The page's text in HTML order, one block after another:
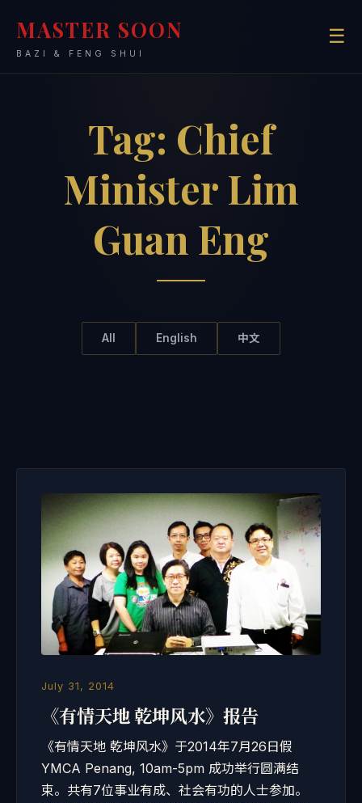
MASTER SOON
BAZI & FENG SHUI
☰
Tag: Chief
Minister Lim
Guan Eng
All English 中文
July 31, 2014
《有情天地 乾坤风水》报告
《有情天地 乾坤风水》于2014年7月26日假
YMCA Penang, 10am-5pm 成功举行圆满结
束。共有7位事业有成、社会有功的人士参加。